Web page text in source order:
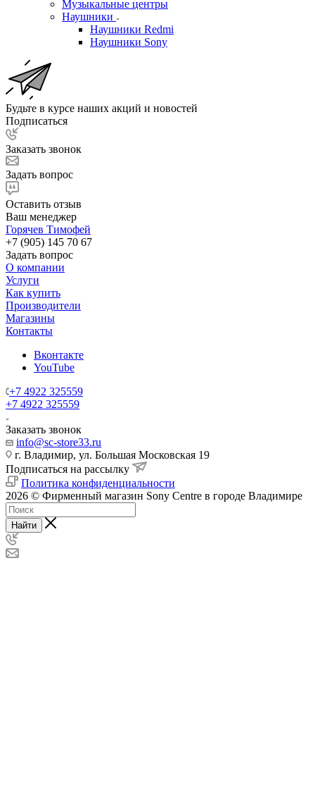
Музыкальные центры
Наушники
Наушники Redmi
Наушники Sony
Будьте в курсе наших акций и новостей
Подписаться
Заказать звонок
Задать вопрос
Оставить отзыв
Ваш менеджер
Горячев Тимофей
+7 (905) 145 70 67
Задать вопрос
О компании
Услуги
Как купить
Производители
Магазины
Контакты
Вконтакте
YouTube
+7 4922 325559
+7 4922 325559
Заказать звонок
info@sc-store33.ru
г. Владимир, ул. Большая Московская 19
Подписаться на рассылку
Политика конфиденциальности
2026 © Фирменный магазин Sony Centre в городе Владимире
Найти